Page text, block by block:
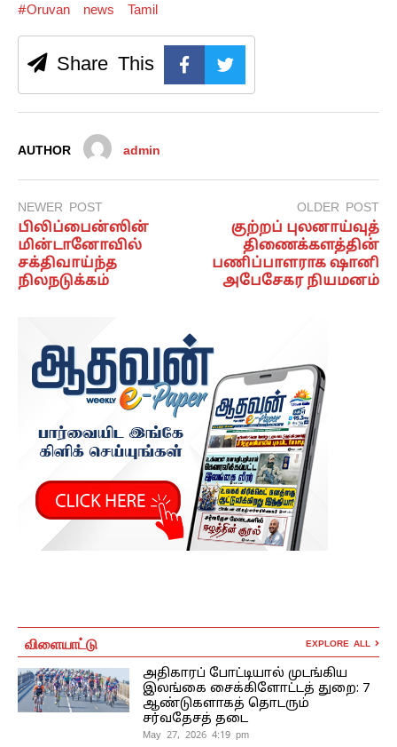
#Oruvan news Tamil
Share This
AUTHOR admin
NEWER POST
பிலிப்பைன்ஸின்
மின்டானோவில்
சக்திவாய்ந்த
நிலநடுக்கம்
OLDER POST
குற்றப் புலனாய்வுத்
திணைக்களத்தின்
பணிப்பாளராக ஷானி
அபேசேகர நியமனம்
விளையாட்டு EXPLORE ALL
அதிகாரப் போட்டியால் முடங்கிய
இலங்கை சைக்கிளோட்டத் துறை: 7
ஆண்டுகளாகத் தொடரும்
சர்வதேசத் தடை
May 27, 2026 4:19 pm